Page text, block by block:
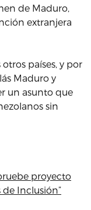
de Maduro,
extranjera
países, y por
Maduro y
un asunto que
sin
proyecto
de Inclusión”